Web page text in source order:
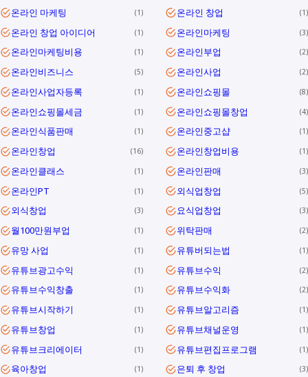
온라인 마케팅 1 온라인 창업 1
온라인 창업 아이디어 1 온라인마케팅 3
온라인마케팅비용 1 온라인부업 2
온라인비즈니스 5 온라인사업 2
온라인사업자등록 1 온라인쇼핑몰 8
온라인쇼핑몰세금 1 온라인쇼핑몰창업 4
온라인식품판매 1 온라인중고샵 1
온라인창업 16 온라인창업비용 1
온라인클래스 1 온라인판매 3
온라인PT 1 외식업창업 5
외식창업 3 요식업창업 3
월100만원부업 1 위탁판매 2
유망 사업 1 유튜버되는법 1
유튜브광고수익 1 유튜브수익 2
유튜브수익창출 1 유튜브수익화 2
유튜브시작하기 1 유튜브알고리즘 1
유튜브창업 1 유튜브채널운영 1
유튜브크리에이터 1 유튜브편집프로그램 1
육아창업 1 은퇴 후 창업 3